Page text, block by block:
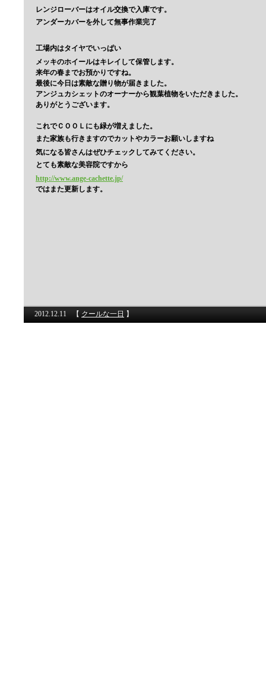
レンジローバーはオイル交換で入庫です。
アンダーカバーを外して無事作業完了
工場内はタイヤでいっぱい
メッキのホイールはキレイして保管します。
来年の春までお預かりですね。
最後に今日は素敵な贈り物が届きました。
アンジュカシェットのオーナーから観葉植物をいただきました。
ありがとうございます。
これでＣＯＯＬにも緑が増えました。
また家族も行きますのでカットやカラーお願いしますね
気になる皆さんはぜひチェックしてみてください。
とても素敵な美容院ですから
http://www.ange-cachette.jp/
ではまた更新します。
2012.12.11 【 クールな一日 】